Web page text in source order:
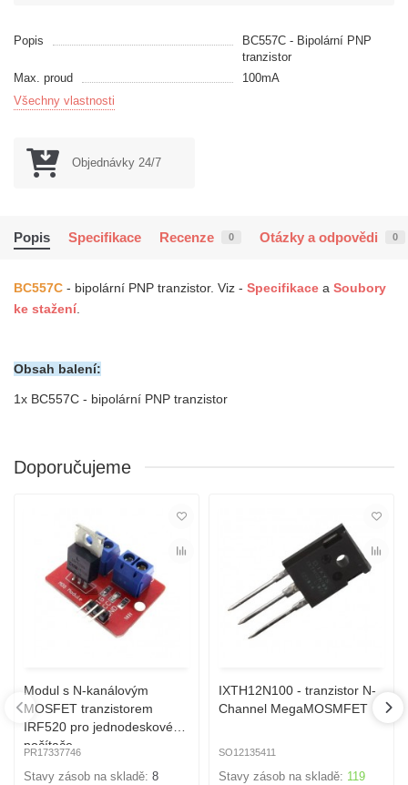
Popis
BC557C - Bipolární PNP
tranzistor
Max. proud
100mA
Všechny vlastnosti
Objednávky 24/7
Popis Specifikace Recenze 0 Otázky a odpovědi 0
BC557C - bipolární PNP tranzistor. Viz - Specifikace a Soubory
ke stažení
Obsah balení:
1x BC557C - bipolární PNP tranzistor
Doporučujeme
Modul s N-kanálovým
MOSFET tranzistorem
IRF520 pro jednodeskové
počítače
PR17337746
Stavy zásob na skladě: 8
IXTH12N100 - tranzistor N-
Channel MegaMOSMFET
SO12135411
Stavy zásob na skladě: 119